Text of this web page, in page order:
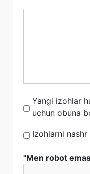
Yangi izohlar
uchun obuna
Izohlarni
"Men robot